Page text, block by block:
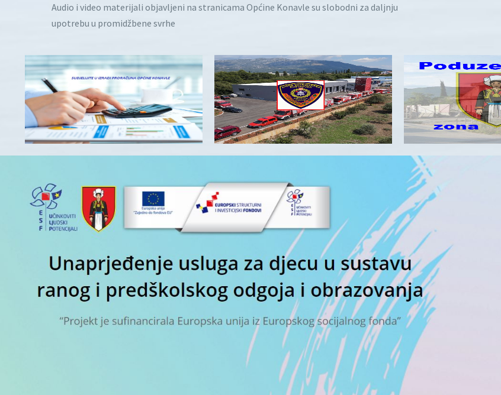
Audio i video materijali objavljeni na stranicama Općine Konavle su slobodni za daljnju
upotrebu u promidžbene svrhe